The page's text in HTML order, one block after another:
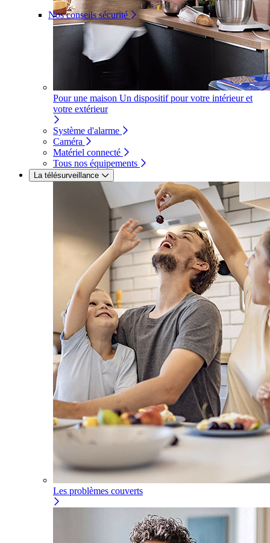
Nos conseils sécurité
Pour une maison Un dispositif pour votre intérieur et
votre extérieur
Système d'alarme
Caméra
Matériel connecté
Tous nos équipements
La télésurveillance
Les problèmes couverts